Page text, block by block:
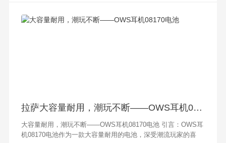
拉萨大容量耐用，潮玩不断——OWS耳机08170电池
大容量耐用，潮玩不断——OWS耳机08170电池 引言：OWS耳
机08170电池作为一款大容量耐用的电池，深受潮流玩家的喜